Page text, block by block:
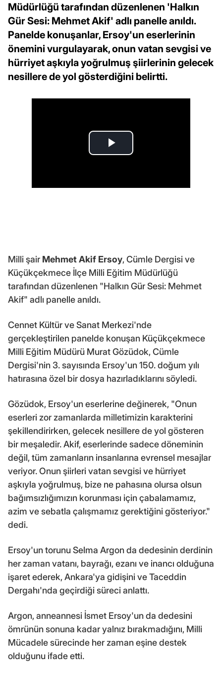
Müdürlüğü tarafından düzenlenen 'Halkın
Gür Sesi: Mehmet Akif' adlı panelle anıldı.
Panelde konuşanlar, Ersoy'un eserlerinin
önemini vurgulayarak, onun vatan sevgisi ve
hürriyet aşkıyla yoğrulmuş şiirlerinin gelecek
nesillere de yol gösterdiğini belirtti.
Milli şair Mehmet Akif Ersoy, Cümle Dergisi ve
Küçükçekmece İlçe Milli Eğitim Müdürlüğü
tarafından düzenlenen "Halkın Gür Sesi: Mehmet
Akif" adlı panelle anıldı.
Cennet Kültür ve Sanat Merkezi'nde
gerçekleştirilen panelde konuşan Küçükçekmece
Milli Eğitim Müdürü Murat Gözüdok, Cümle
Dergisi'nin 3. sayısında Ersoy'un 150. doğum yılı
hatırasına özel bir dosya hazırladıklarını söyledi.
Gözüdok, Ersoy'un eserlerine değinerek, "Onun
eserleri zor zamanlarda milletimizin karakterini
şekillendirirken, gelecek nesillere de yol gösteren
bir meşaledir. Akif, eserlerinde sadece döneminin
değil, tüm zamanların insanlarına evrensel mesajlar
veriyor. Onun şiirleri vatan sevgisi ve hürriyet
aşkıyla yoğrulmuş, bize ne pahasına olursa olsun
bağımsızlığımızın korunması için çabalamamız,
azim ve sebatla çalışmamız gerektiğini gösteriyor."
dedi.
Ersoy'un torunu Selma Argon da dedesinin derdinin
her zaman vatanı, bayrağı, ezanı ve inancı olduğuna
işaret ederek, Ankara'ya gidişini ve Taceddin
Dergahı'nda geçirdiği süreci anlattı.
Argon, anneannesi İsmet Ersoy'un da dedesini
ömrünün sonuna kadar yalnız bırakmadığını, Milli
Mücadele sürecinde her zaman eşine destek
olduğunu ifade etti.